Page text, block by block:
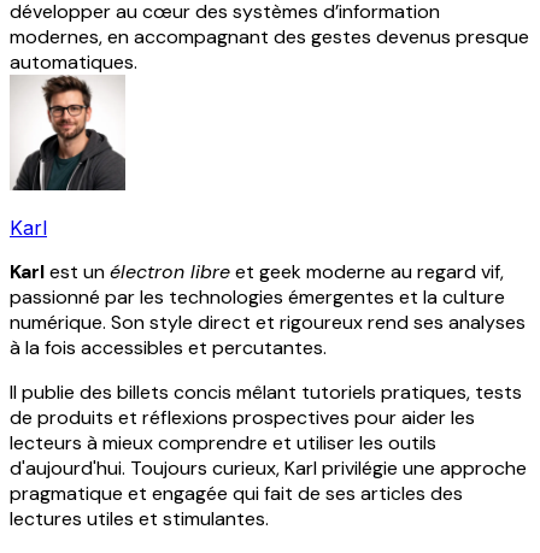
développer au cœur des systèmes d’information
modernes, en accompagnant des gestes devenus presque
automatiques.
Karl
Karlest unélectron libreet geek moderne au regard vif,
passionné par les technologies émergentes et la culture
numérique. Son style direct et rigoureux rend ses analyses
à la fois accessibles et percutantes.
Il publie des billets concis mêlant tutoriels pratiques, tests
de produits et réflexions prospectives pour aider les
lecteurs à mieux comprendre et utiliser les outils
d'aujourd'hui. Toujours curieux, Karl privilégie une approche
pragmatique et engagée qui fait de ses articles des
lectures utiles et stimulantes.